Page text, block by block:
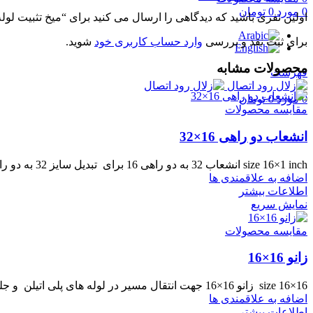
0 مورد 0 تومان
فهرست
0 مورد 0 تومان
اولین نفری باشید که دیدگاهی را ارسال می کنید برای “میخ تثبیت لوله
برای ثبت نقد و بررسی وارد حساب کاربری خود شوید.
محصولات مشابه
مقایسه محصولات
انشعاب دو راهی 16×32
size 16×1 inch انشعاب 32 به دو راهی 16 برای تبدیل سایز 32 به دو راهی 16 میلیمتر مورد استفاده
اضافه به علاقمندی ها
اطلاعات بیشتر
نمایش سریع
مقایسه محصولات
زانو 16×16
size 16×16 زانو 16×16 جهت انتقال مسیر در لوله های پلی اتیلن و جلوگیری از تا خوردن لوله پلی اتیلن
اضافه به علاقمندی ها